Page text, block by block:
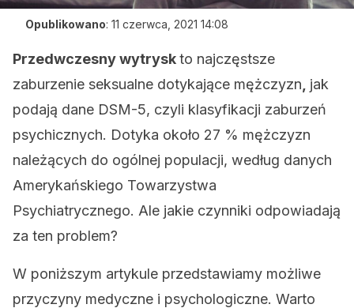
Opublikowano: 11 czerwca, 2021 14:08
Przedwczesny wytryskto najczęstsze
zaburzenie seksualne dotykające mężczyzn jak
podają dane DSM-5, czyli klasyfikacji zaburzeń
psychicznych. Dotyka około 27 % mężczyzn
należących do ogólnej populacji, według danych
Amerykańskiego Towarzystwa
Psychiatrycznego. Ale jakie czynniki odpowiadają
za ten problem?
W poniższym artykule przedstawiamy możliwe
przyczyny medyczne i psychologiczne. Warto